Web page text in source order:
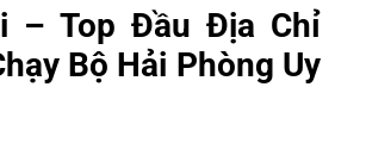
– Top Đầu Địa Chỉ
Bộ Hải Phòng Uy